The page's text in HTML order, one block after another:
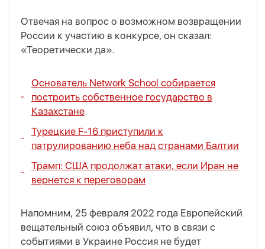
Отвечая на вопрос о возможном возвращении
России к участию в конкурсе, он сказал:
«Теоретически да».
Основатель Network School собирается
построить собственное государство в
Казахстане
Турецкие F-16 приступили к
патрулированию неба над странами Балтии
Трамп: США продолжат атаки, если Иран не
вернется к переговорам
Напомним, 25 февраля 2022 года Европейский
вещательный союз объявил, что в связи с
событиями в Украине Россия не будет